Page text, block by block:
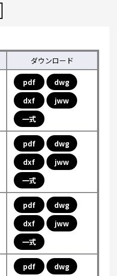
ダウンロード
pdf
dwg
dxf
jww
一式
pdf
dwg
dxf
jww
一式
pdf
dwg
dxf
jww
一式
pdf
dwg